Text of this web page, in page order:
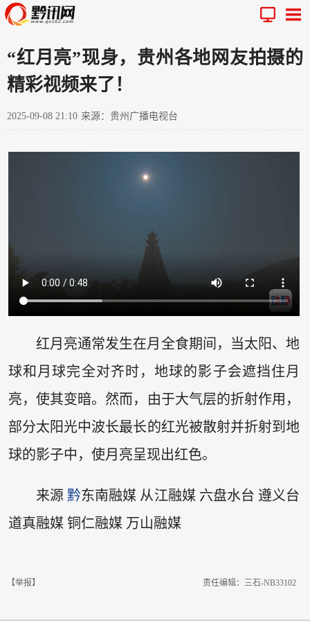
“红月亮”现身，贵州各地网友拍摄的
精彩视频来了！
2025-09-08 21:10 来源：贵州广播电视台
红月亮通常发生在月全食期间，当太阳、地
球和月球完全对齐时，地球的影子会遮挡住月
亮，使其变暗。然而，由于大气层的折射作用，
部分太阳光中波长最长的红光被散射并折射到地
球的影子中，使月亮呈现出红色。
来源 黔东南融媒 从江融媒 六盘水台 遵义台
道真融媒 铜仁融媒 万山融媒
【举报】 责任编辑：三石-NB33102